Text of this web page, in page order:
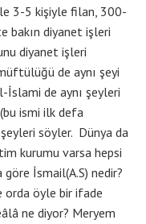
3-5 kişiyle filan, 300-
bakın diyanet işleri
diyanet işleri
de aynı şeyi
İslami de aynı şeyleri
ismi ilk defa
söyler. Dünya da
kurumu varsa hepsi
İsmail(A.S) nedir?
orda öyle bir ifade
ne diyor? Meryem